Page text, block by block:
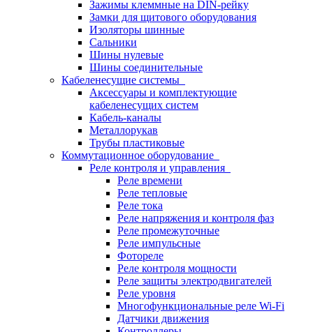
Зажимы клеммные на DIN-рейку
Замки для щитового оборудования
Изоляторы шинные
Сальники
Шины нулевые
Шины соединительные
Кабеленесущие системы
Аксессуары и комплектующие
кабеленесущих систем
Кабель-каналы
Металлорукав
Трубы пластиковые
Коммутационное оборудование
Реле контроля и управления
Реле времени
Реле тепловые
Реле тока
Реле напряжения и контроля фаз
Реле промежуточные
Реле импульсные
Фотореле
Реле контроля мощности
Реле защиты электродвигателей
Реле уровня
Многофункциональные реле Wi-Fi
Датчики движения